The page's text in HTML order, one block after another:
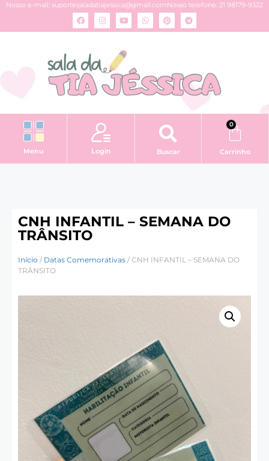
Nosso e-mail: suportesaladatiajessica@gmail.comNosso telefone: 21 98179-9322
Menu Login Buscar
0
Carrinho
CNH INFANTIL – SEMANA DO
TRÂNSITO
Início / Datas Comemorativas / CNH INFANTIL – SEMANA DO
TRÂNSITO